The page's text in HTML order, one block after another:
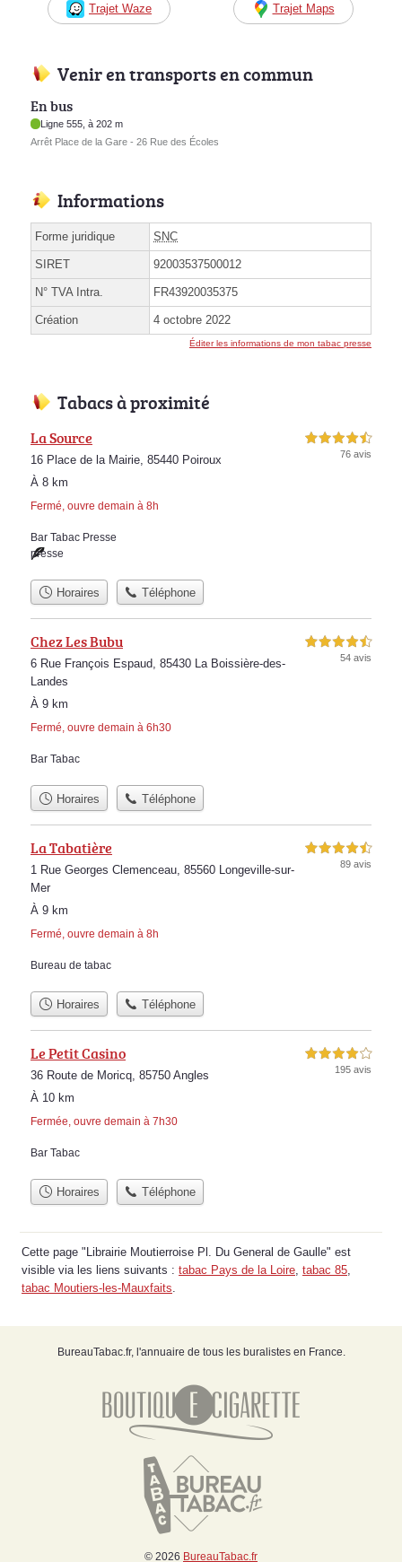
Trajet Waze Trajet Maps
Venir en transports en commun
En bus
Ligne 555, à 202 m
Arrêt Place de la Gare - 26 Rue des Écoles
Informations
Forme juridique SNC
SIRET 92003537500012
N° TVA Intra. FR43920035375
Création 4 octobre 2022
Éditer les informations de mon tabac presse
Tabacs à proximité
La Source
16 Place de la Mairie, 85440 Poiroux
À 8 km
Fermé, ouvre demain à 8h
4,5 étoiles sur 5
76 avis
Bar Tabac Presse
presse
Horaires Téléphone
Chez Les Bubu
6 Rue François Espaud, 85430 La Boissière-des-
Landes
À 9 km
Fermé, ouvre demain à 6h30
4,5 étoiles sur 5
54 avis
Bar Tabac
Horaires Téléphone
La Tabatière
1 Rue Georges Clemenceau, 85560 Longeville-sur-
Mer
À 9 km
Fermé, ouvre demain à 8h
4,5 étoiles sur 5
89 avis
Bureau de tabac
Horaires Téléphone
Le Petit Casino
36 Route de Moricq, 85750 Angles
À 10 km
Fermée, ouvre demain à 7h30
4,0 étoiles sur 5
195 avis
Bar Tabac
Horaires Téléphone
Cette page "Librairie Moutierroise Pl. Du General de Gaulle" est
visible via les liens suivants : tabac Pays de la Loire tabac 85
tabac Moutiers-les-Mauxfaits
BureauTabac.fr, l'annuaire de tous les buralistes en France.
© 2026 BureauTabac.fr